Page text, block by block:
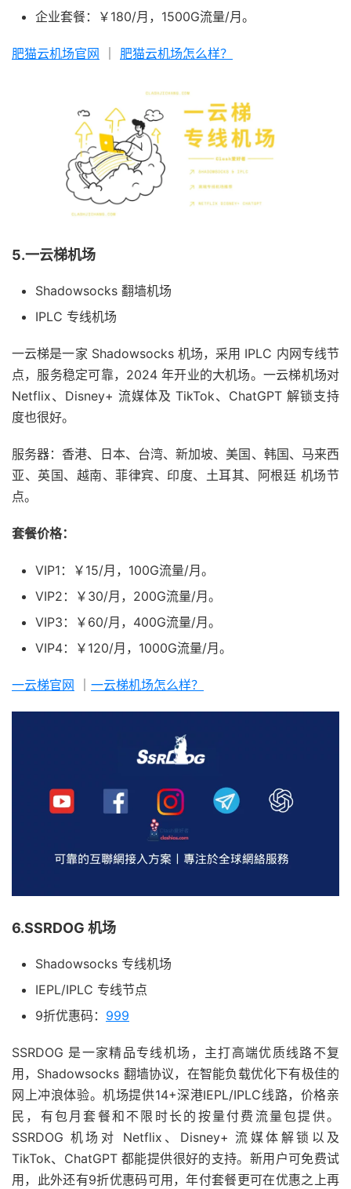
企业套餐：￥180/月，1500G流量/月。
肥猫云机场官网 肥猫云机场怎么样？
5.一云梯机场
Shadowsocks 翻墙机场
IPLC 专线机场
一云梯是一家 Shadowsocks 机场，采用 IPLC 内网专线节
点，服务稳定可靠，2024 年开业的大机场。一云梯机场对
Netflix、Disney+ 流媒体及 TikTok、ChatGPT 解锁支持
度也很好。
服务器：香港、日本、台湾、新加坡、美国、韩国、马来西
亚、英国、越南、菲律宾、印度、土耳其、阿根廷 机场节
点。
套餐价格：
VIP1：￥15/月，100G流量/月。
VIP2：￥30/月，200G流量/月。
VIP3：￥60/月，400G流量/月。
VIP4：￥120/月，1000G流量/月。
一云梯官网 一云梯机场怎么样？
6.SSRDOG 机场
Shadowsocks 专线机场
IEPL/IPLC 专线节点
9折优惠码： 999
SSRDOG 是一家精品专线机场，主打高端优质线路不复
用，Shadowsocks 翻墙协议，在智能负载优化下有极佳的
网上冲浪体验。机场提供14+深港IEPL/IPLC线路，价格亲
民，有包月套餐和不限时长的按量付费流量包提供。
SSRDOG 机场对 Netflix、Disney+ 流媒体解锁以及
TikTok、ChatGPT 都能提供很好的支持。新用户可免费试
用，此外还有9折优惠码可用，年付套餐更可在优惠之上再